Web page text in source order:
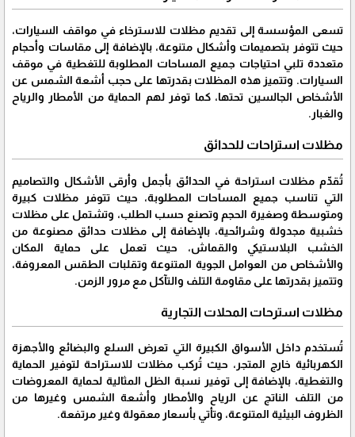
تسعى المؤسسة إلى تقديم مظلات للاسترخاء في مواقف السيارات،
حيث تتوفر بتصميمات وأشكال متنوعة، بالإضافة إلى مقاسات وأحجام
متعددة تلبي احتياجات جميع المساحات المطلوبة للتغطية في موقف
السيارات. وتتميز هذه المظلات بقدرتها على حجب أشعة الشمس عن
الأشخاص الجالسين تحتها، كما توفر لهم الحماية من الأمطار والرياح
والغبار.
مظلات استراحات للحدائق
تُقدّم مظلات استراحة في الحدائق بأجمل وأرقى الأشكال والتصاميم
التي تناسب جميع المساحات المطلوبة، حيث تتوفر مظلات كبيرة
ومتوسطة وصغيرة الحجم وتصنع حسب الطلب، وتشتمل على مظلات
خشبية مجدولة وشرائحية، بالإضافة إلى مظلات حدائق مصنوعة من
الخشب البلاستيكي والقماش، حيث تعمل على حماية المكان
والأشخاص من العوامل الجوية المتنوعة وتقلبات الطقس المعروفة،
وتتميز بقدرتها على مقاومة التلف والتآكل مع مرور الزمن.
مظلات استرحات المحلات التجارية
تُستخدم داخل الأسواق الكبيرة التي تعرض السلع والبضائع والأجهزة
الكهربائية خارج المتجر، حيث تُركب مظلات للاستراحة لتوفير الحماية
والتغطية، بالإضافة إلى توفير نسبة الظل المثالية لحماية المعروضات
من التلف الناتج عن الرياح والأمطار وأشعة الشمس وغيرها من
الظروف البيئية المتنوعة، وتأتي بأسعار معقولة وغير مرتفعة.